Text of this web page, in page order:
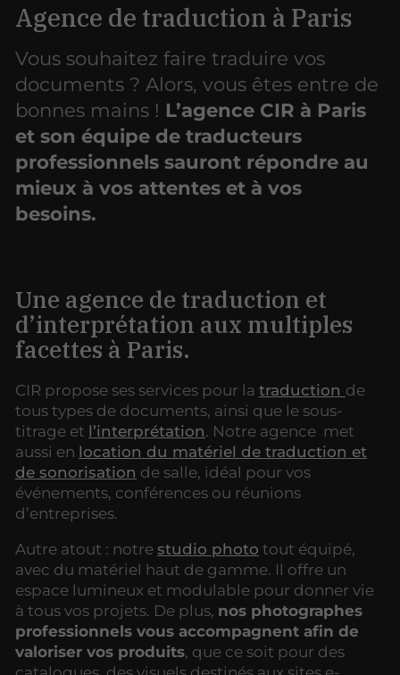
Agence de traduction à Paris
Vous souhaitez faire traduire vos
documents ? Alors, vous êtes entre de
bonnes mains ! L’agence CIR à Paris
et son équipe de traducteurs
professionnels sauront répondre au
mieux à vos attentes et à vos
besoins.
Une agence de traduction et
d’interprétation aux multiples
facettes à Paris.
CIR propose ses services pour la traduction de
tous types de documents, ainsi que le sous-
titrage et l’interprétation. Notre agence met
aussi en location du matériel de traduction et
de sonorisation de salle, idéal pour vos
événements, conférences ou réunions
d’entreprises.
Autre atout : notre studio photo tout équipé,
avec du matériel haut de gamme. Il offre un
espace lumineux et modulable pour donner vie
à tous vos projets. De plus, nos photographes
professionnels vous accompagnent afin de
valoriser vos produits, que ce soit pour des